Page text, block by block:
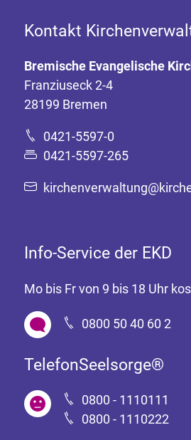
Kontakt
Bremische Evangelische
Franziuseck 2-4
28199 Bremen
0421-5597-0
0421-5597-265
Info-Service der EKD
Mo bis Fr von 9 bis 18 Uhr
0800 50 40 60 2
TelefonSeelsorge®
0800 - 1110111
0800 - 1110222